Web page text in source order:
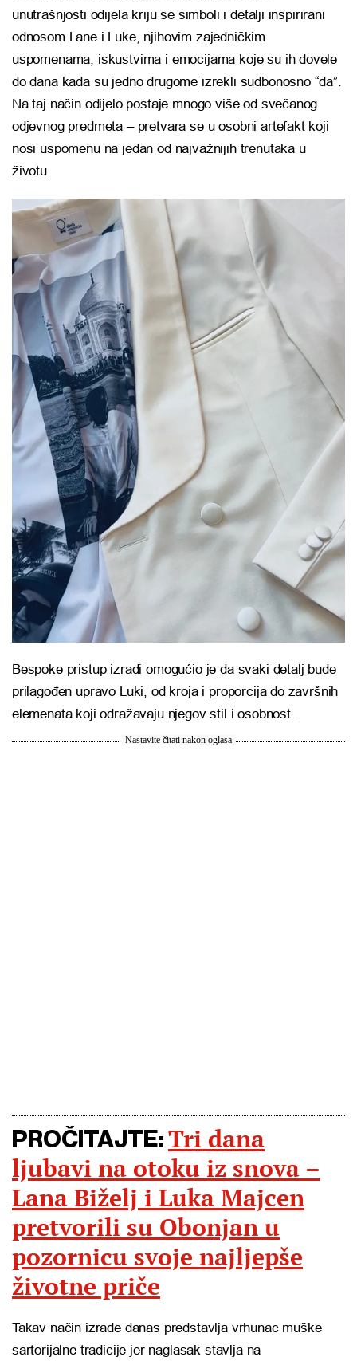
unutrašnjosti odijela kriju se simboli i detalji inspirirani
odnosom Lane i Luke, njihovim zajedničkim
uspomenama, iskustvima i emocijama koje su ih dovele
do dana kada su jedno drugome izrekli sudbonosno “da”.
Na taj način odijelo postaje mnogo više od svečanog
odjevnog predmeta – pretvara se u osobni artefakt koji
nosi uspomenu na jedan od najvažnijih trenutaka u
životu.
Bespoke pristup izradi omogućio je da svaki detalj bude
prilagođen upravo Luki, od kroja i proporcija do završnih
elemenata koji odražavaju njegov stil i osobnost.
Nastavite čitati nakon oglasa
PROČITAJTE: Tri dana
ljubavi na otoku iz snova –
Lana Biželj i Luka Majcen
pretvorili su Obonjan u
pozornicu svoje najljepše
životne priče
Takav način izrade danas predstavlja vrhunac muške
sartorijalne tradicije jer naglasak stavlja na